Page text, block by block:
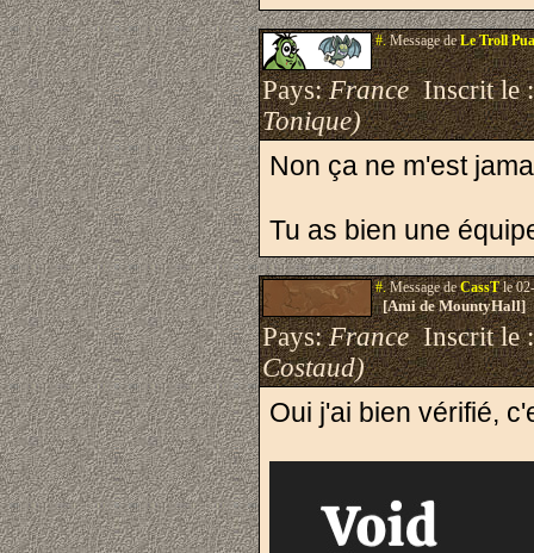
#.Message deLe Troll
Pays:FranceInscrit le
Tonique)
Non ça ne m'est
Tu as bien une
#.Message deCassTle
[Ami de MountyHall]
Pays:FranceInscrit le
Costaud)
Oui j'ai bien vérifié,